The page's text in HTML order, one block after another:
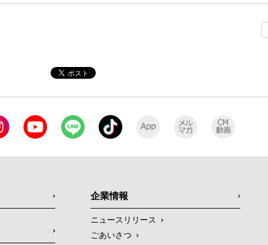
企業情報
ニュースリリース
ごあいさつ